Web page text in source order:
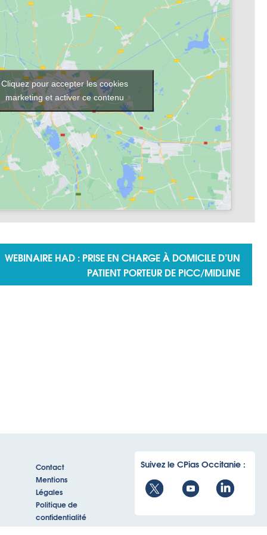
Cliquez pour accepter les cookies
marketing et activer ce contenu
WEBINAIRE HAD : PRISE EN CHARGE À DOMICILE D’UN
PATIENT PORTEUR DE PICC/MIDLINE
Contact
Mentions
Légales
Politique de
confidentialité
Suivez le CPias Occitanie :